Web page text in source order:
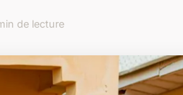
de lecture